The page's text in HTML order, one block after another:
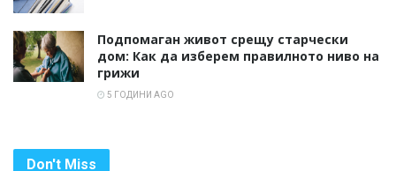
Подпомаган живот срещу старчески
дом: Как да изберем правилното ниво на
грижи
5 ГОДИНИ AGO
Don't Miss